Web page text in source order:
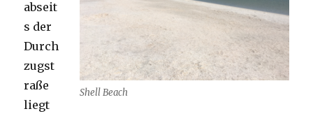
Shell Beach
abseit
s der
Durch
zugst
raße
liegt